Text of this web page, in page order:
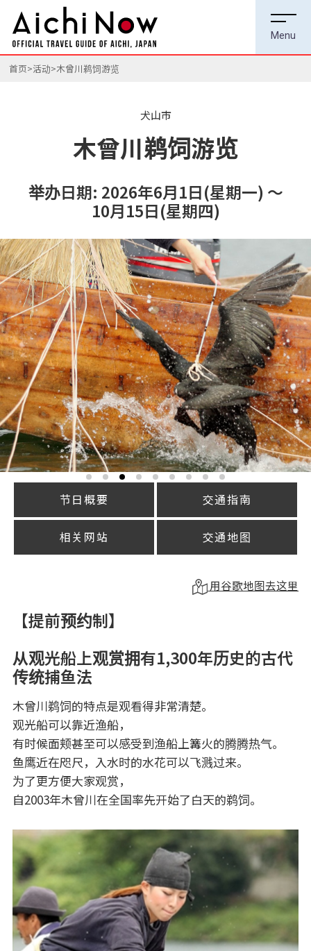
首页 活动 木曾川鹈饲游览
犬山市
木曾川鹈饲游览
举办日期: 2026年6月1日(星期一) ～
10月15日(星期四)
节日概要 交通指南
相关网站 交通地图
用谷歌地图去这里
【提前预约制】
从观光船上观赏拥有1,300年历史的古代
传统捕鱼法
木曾川鹈饲的特点是观看得非常清楚。
观光船可以靠近渔船，
有时候面颊甚至可以感受到渔船上篝火的腾腾热气。
鱼鹰近在咫尺，入水时的水花可以飞溅过来。
为了更方便大家观赏，
自2003年木曾川在全国率先开始了白天的鹈饲。